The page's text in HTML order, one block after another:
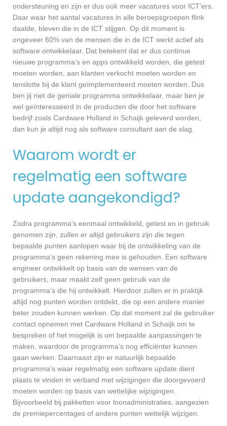
ondersteuning en zijn er dus ook meer vacatures voor ICT’ers.
Daar waar het aantal vacatures in alle beroepsgroepen flink
daalde, bleven die in de ICT stijgen. Op dit moment is
ongeveer 60% van de mensen die in de ICT werkt actief als
software ontwikkelaar. Dat betekent dat er dus continue
nieuwe programma’s en apps ontwikkeld worden, die getest
moeten worden, aan klanten verkocht moeten worden en
tenslotte bij de klant geïmplementeerd moeten worden. Dus
ben jij niet de geniale programma ontwikkelaar, maar ben je
wel geïnteresseerd in de producten die door het software
bedrijf zoals Cardware Holland in Schaijk geleverd worden,
dan kun je altijd nog als software consultant aan de slag.
Waarom wordt er
regelmatig een software
update aangekondigd?
Zodra programma’s eenmaal ontwikkeld, getest en in gebruik
genomen zijn, zullen er altijd gebruikers zijn die tegen
bepaalde punten aanlopen waar bij de ontwikkeling van de
programma’s geen rekening mee is gehouden. Een software
engineer ontwikkelt op basis van de wensen van de
gebruikers, maar maakt zelf geen gebruik van de
programma’s die hij ontwikkelt. Hierdoor zullen er in praktijk
altijd nog punten worden ontdekt, die op een andere manier
beter zouden kunnen werken. Op dat moment zal de gebruiker
contact opnemen met Cardware Holland in Schaijk om te
bespreken of het mogelijk is om bepaalde aanpassingen te
maken, waardoor de programma’s nog efficiënter kunnen
gaan werken. Daarnaast zijn er natuurlijk bepaalde
programma’s waar regelmatig een software update dient
plaats te vinden in verband met wijzigingen die doorgevoerd
moeten worden op basis van wettelijke wijzigingen.
Bijvoorbeeld bij pakketten voor loonadministraties, aangezien
de premiepercentages of andere punten wettelijk wijzigen.